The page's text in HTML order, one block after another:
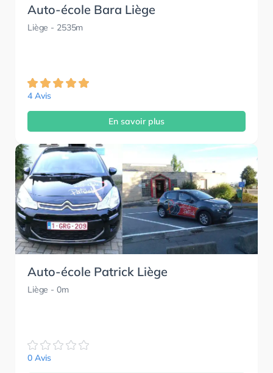
Auto-école Bara Liège
Liège - 2535m
4 Avis
En savoir plus
Auto-école Patrick Liège
Liège - 0m
0 Avis